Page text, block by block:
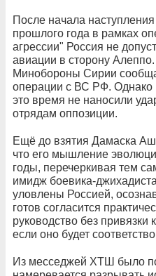
После начала
прошлого года в рамках
агрессии" Россия не
авиации в сторону
Минобороны Сирии
операции с ВС РФ.
это время не наносили
отрядам оппозиции.
Ещё до взятия Дамаска
что его мышление
годы, перечеркивая тем
имидж боевика-
уловлены Россией,
готов согласится
руководство без привязки
если оно будет
Из месседжей ХТШ было